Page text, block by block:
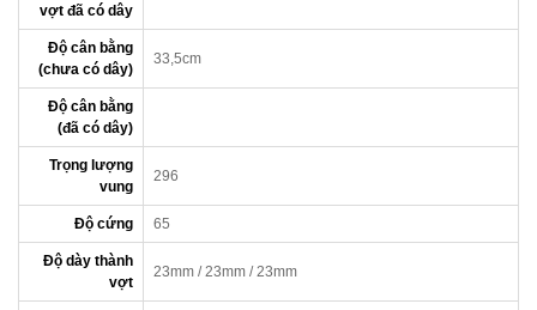
vợt đã có dây
Độ cân bằng
(chưa có dây)
33,5cm
Độ cân bằng
(đã có dây)
Trọng lượng
vung
296
Độ cứng 65
Độ dày thành
vợt
23mm / 23mm / 23mm